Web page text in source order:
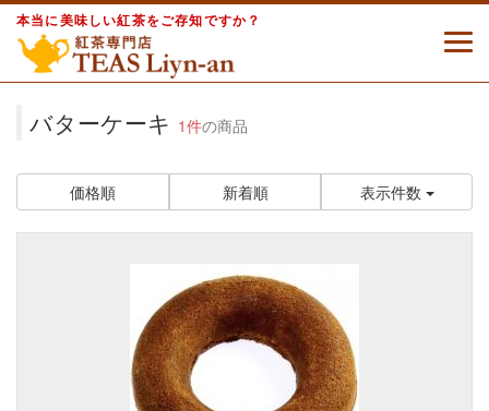
本当に美味しい紅茶をご存知ですか？
バターケーキ 1件の商品
価格順 新着順 表示件数